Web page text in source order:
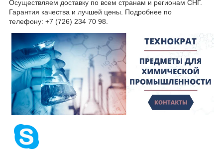
Осуществляем доставку по всем странам и регионам СНГ.
Гарантия качества и лучшей цены. Подробнее по
телефону: +7 (726) 234 70 98.